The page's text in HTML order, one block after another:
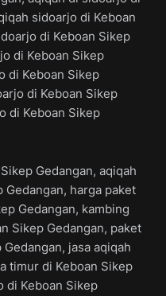
sidoarjo di Keboan
di Keboan Sikep
di Keboan Sikep
di Keboan Sikep
di Keboan Sikep
di Keboan Sikep
Gedangan, aqiqah
harga paket
Gedangan, kambing
Sikep Gedangan, paket
jasa aqiqah
timur di Keboan Sikep
di Keboan Sikep